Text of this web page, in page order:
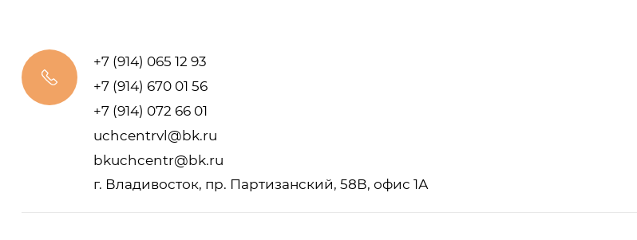
+7 (914) 065 12 93
+7 (914) 670 01 56
+7 (914) 072 66 01
uchcentrvl@bk.ru
bkuchcentr@bk.ru
г. Владивосток, пр. Партизанский, 58В, офис 1А